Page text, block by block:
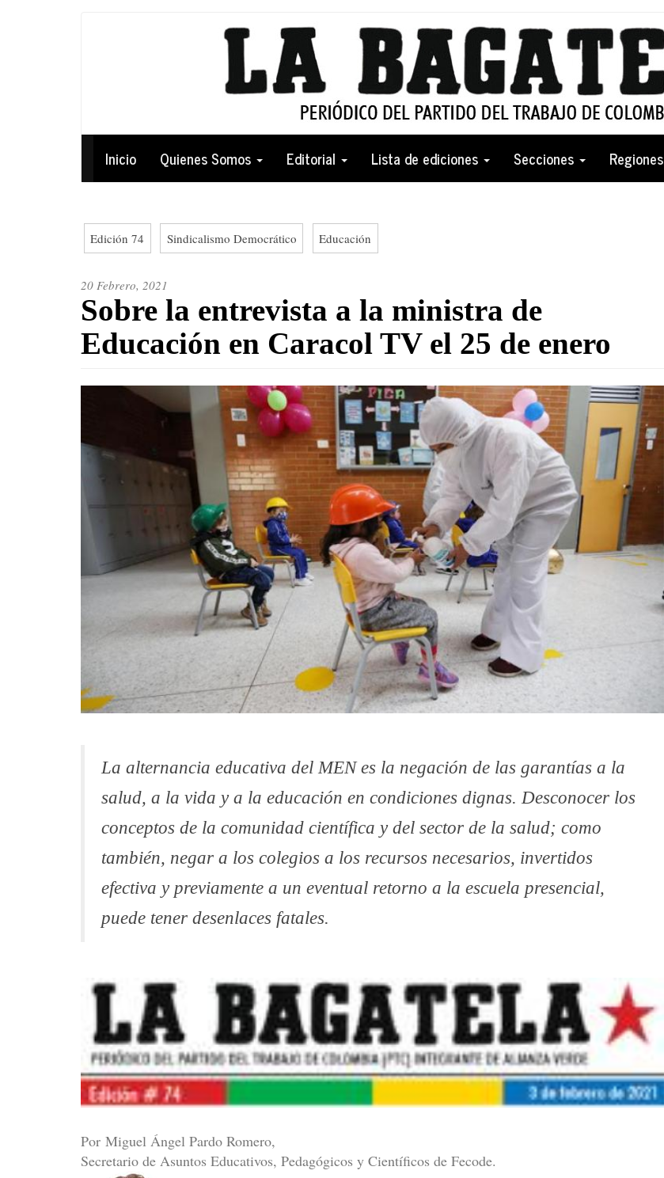
Navegación
principal
Inicio Quienes Somos Editorial Lista de ediciones Secciones Regiones
Edición 74 Sindicalismo Democrático Educación
20 Febrero, 2021
Sobre la entrevista a la ministra de
Educación en Caracol TV el 25 de enero
La alternancia educativa del MEN es la negación de las garantías a la
salud, a la vida y a la educación en condiciones dignas. Desconocer los
conceptos de la comunidad científica y del sector de la salud; como
también, negar a los colegios a los recursos necesarios, invertidos
efectiva y previamente a un eventual retorno a la escuela presencial,
puede tener desenlaces fatales.
Por Miguel Ángel Pardo Romero,
Secretario de Asuntos Educativos, Pedagógicos y Científicos de Fecode.